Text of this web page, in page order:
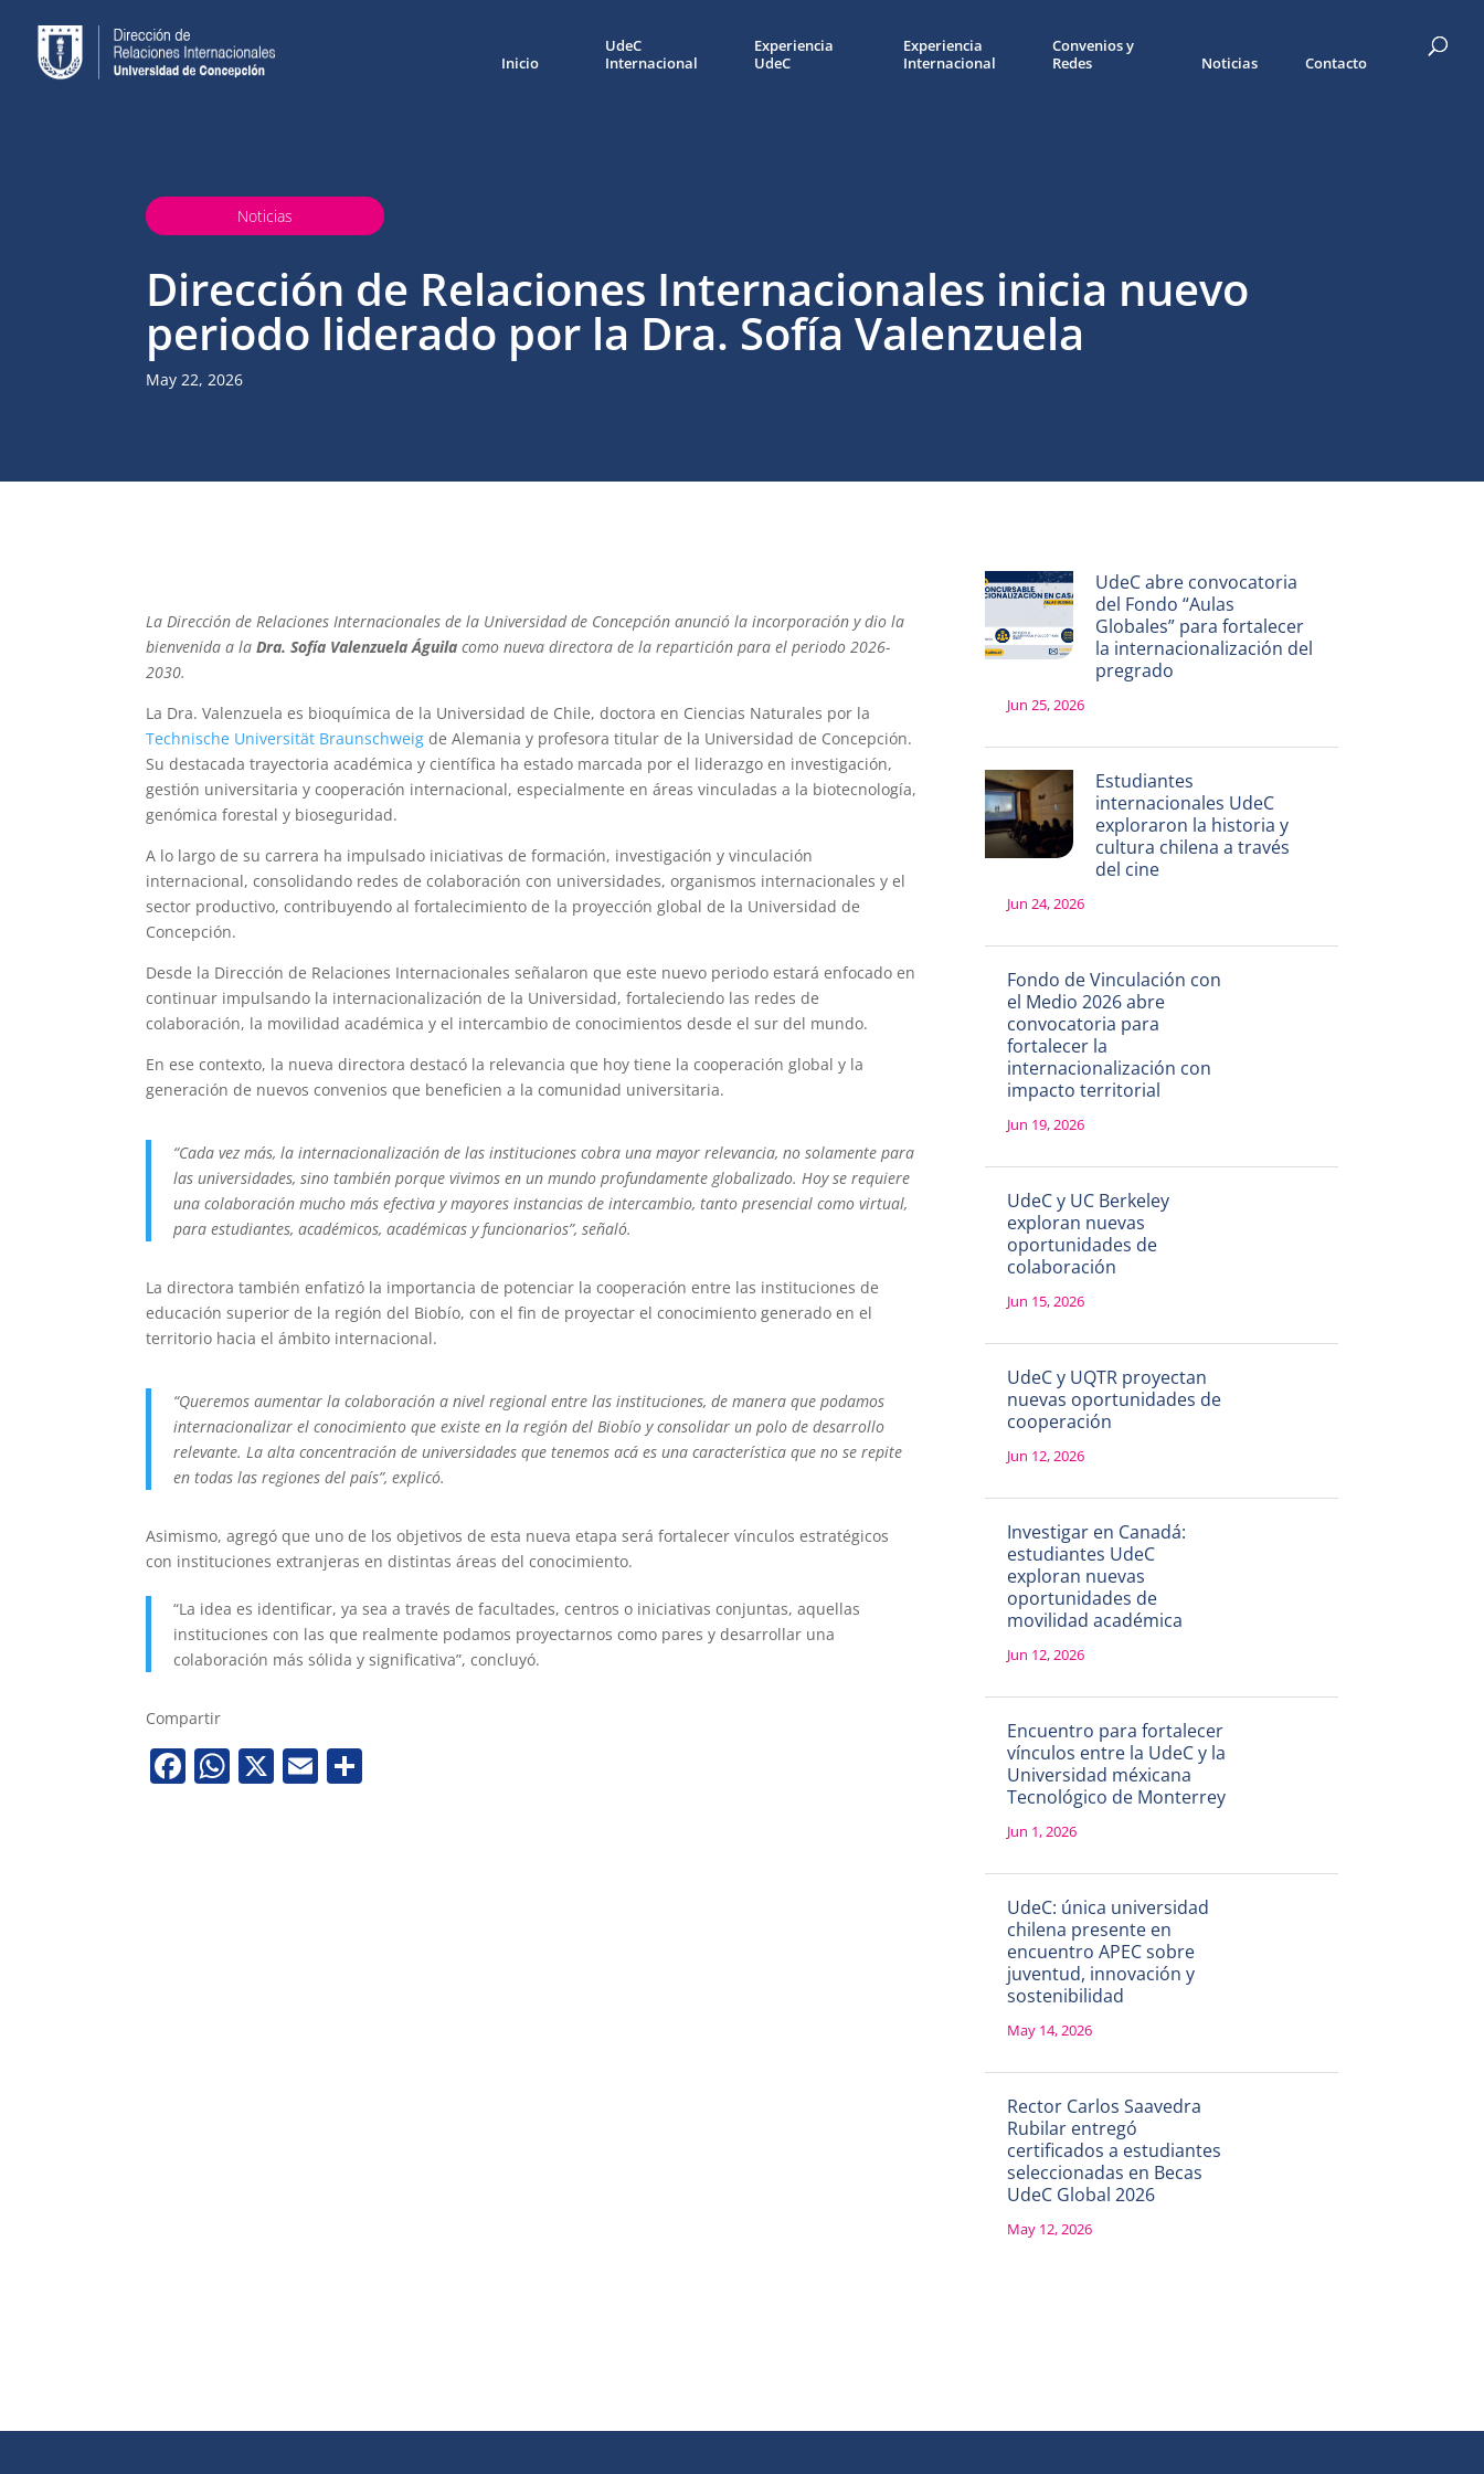
Inicio
UdeC
Internacional
Experiencia
UdeC
Experiencia
Internacional
Convenios y
Redes
Noticias Contacto
Noticias
Dirección de Relaciones Internacionales inicia nuevo
periodo liderado por la Dra. Sofía Valenzuela
May 22, 2026
La Dirección de Relaciones Internacionales de la Universidad de Concepción anunció la incorporación y dio la
bienvenida a la Dra. Sofía Valenzuela Águila como nueva directora de la repartición para el periodo 2026-
2030.
La Dra. Valenzuela es bioquímica de la Universidad de Chile, doctora en Ciencias Naturales por la
Technische Universität Braunschweig de Alemania y profesora titular de la Universidad de Concepción.
Su destacada trayectoria académica y científica ha estado marcada por el liderazgo en investigación,
gestión universitaria y cooperación internacional, especialmente en áreas vinculadas a la biotecnología,
genómica forestal y bioseguridad.
A lo largo de su carrera ha impulsado iniciativas de formación, investigación y vinculación
internacional, consolidando redes de colaboración con universidades, organismos internacionales y el
sector productivo, contribuyendo al fortalecimiento de la proyección global de la Universidad de
Concepción.
Desde la Dirección de Relaciones Internacionales señalaron que este nuevo periodo estará enfocado en
continuar impulsando la internacionalización de la Universidad, fortaleciendo las redes de
colaboración, la movilidad académica y el intercambio de conocimientos desde el sur del mundo.
En ese contexto, la nueva directora destacó la relevancia que hoy tiene la cooperación global y la
generación de nuevos convenios que beneficien a la comunidad universitaria.
“Cada vez más, la internacionalización de las instituciones cobra una mayor relevancia, no solamente para
las universidades, sino también porque vivimos en un mundo profundamente globalizado. Hoy se requiere
una colaboración mucho más efectiva y mayores instancias de intercambio, tanto presencial como virtual,
para estudiantes, académicos, académicas y funcionarios”, señaló.
La directora también enfatizó la importancia de potenciar la cooperación entre las instituciones de
educación superior de la región del Biobío, con el fin de proyectar el conocimiento generado en el
territorio hacia el ámbito internacional.
“Queremos aumentar la colaboración a nivel regional entre las instituciones, de manera que podamos
internacionalizar el conocimiento que existe en la región del Biobío y consolidar un polo de desarrollo
relevante. La alta concentración de universidades que tenemos acá es una característica que no se repite
en todas las regiones del país”, explicó.
Asimismo, agregó que uno de los objetivos de esta nueva etapa será fortalecer vínculos estratégicos
con instituciones extranjeras en distintas áreas del conocimiento.
“La idea es identificar, ya sea a través de facultades, centros o iniciativas conjuntas, aquellas
instituciones con las que realmente podamos proyectarnos como pares y desarrollar una
colaboración más sólida y significativa”, concluyó.
Compartir
Facebook
WhatsApp
X Email
UdeC abre convocatoria
del Fondo “Aulas
Globales” para fortalecer
la internacionalización del
pregrado
Jun 25, 2026
Estudiantes
internacionales UdeC
exploraron la historia y
cultura chilena a través
del cine
Jun 24, 2026
Fondo de Vinculación con
el Medio 2026 abre
convocatoria para
fortalecer la
internacionalización con
impacto territorial
Jun 19, 2026
UdeC y UC Berkeley
exploran nuevas
oportunidades de
colaboración
Jun 15, 2026
UdeC y UQTR proyectan
nuevas oportunidades de
cooperación
Jun 12, 2026
Investigar en Canadá:
estudiantes UdeC
exploran nuevas
oportunidades de
movilidad académica
Jun 12, 2026
Encuentro para fortalecer
vínculos entre la UdeC y la
Universidad méxicana
Tecnológico de Monterrey
Jun 1, 2026
UdeC: única universidad
chilena presente en
encuentro APEC sobre
juventud, innovación y
sostenibilidad
May 14, 2026
Rector Carlos Saavedra
Rubilar entregó
certificados a estudiantes
seleccionadas en Becas
UdeC Global 2026
May 12, 2026